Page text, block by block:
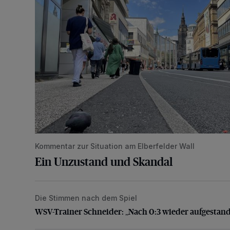
Kommentar zur Situation am Elberfelder Wall
Ein Unzustand und Skandal
WSV-Trainer Schneider: „Nach 0:3 wieder
Die Stimmen nach dem Spiel
WSV-Trainer Schneider: „Nach 0:3 wieder